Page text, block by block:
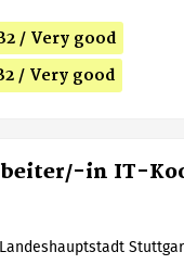
/ Very good
/ Very good
in IT-
Landeshauptstadt